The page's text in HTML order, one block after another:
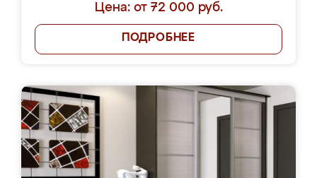
Цена: от 72 000 руб.
ПОДРОБНЕЕ